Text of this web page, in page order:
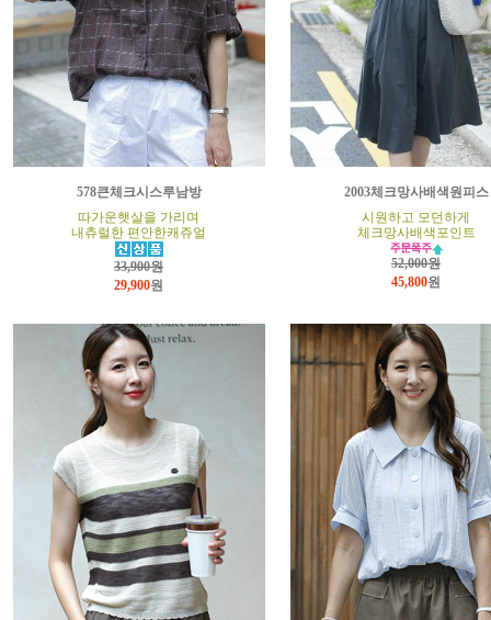
578큰체크시스루남방
따가운햇살을 가리며
내츄럴한 편안한캐쥬얼
33,900원
29,900원
2003체크망사배색원피스
시원하고 모던하게
체크망사배색포인트
52,000원
45,800원